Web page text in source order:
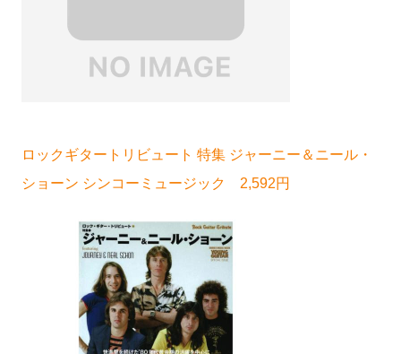
ロックギタートリビュート 特集 ジャーニー＆ニール・
ショーン シンコーミュージック 2,592円